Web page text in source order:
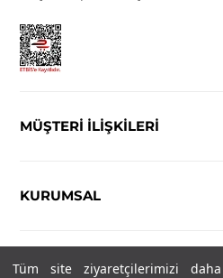
Tüm site ziyaretçilerimizi
MÜŞTERİ İLİŞKİLERİ
KURUMSAL
YASAL